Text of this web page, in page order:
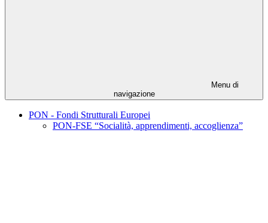
Menu di
navigazione
PON - Fondi Strutturali Europei
PON-FSE “Socialità, apprendimenti, accoglienza”